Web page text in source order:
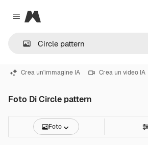
Close menu
Magnific
Crea un'immagine IA Crea un video IA
Foto Di Circle pattern
Foto